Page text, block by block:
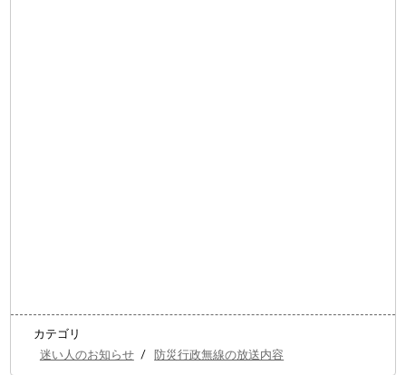
カテゴリ
迷い人のお知らせ / 防災行政無線の放送内容